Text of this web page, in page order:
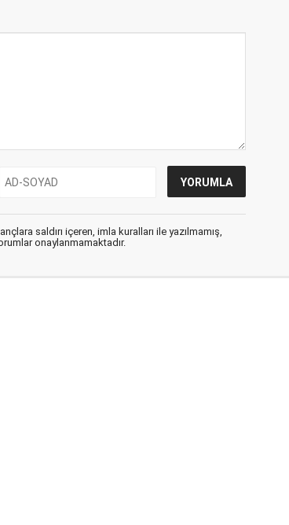
saldırı içeren, imla kuralları ile yazılmamış,
onaylanmamaktadır.